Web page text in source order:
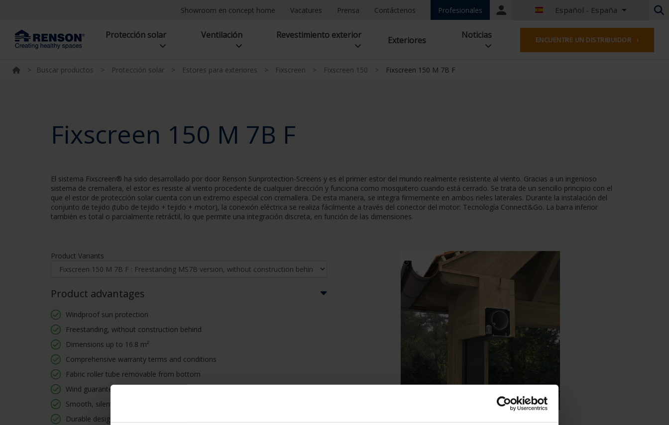
Showroom en concept home Vacatures Prensa Contáctenos Profesionales
Nuestros
Español - España
Holandés - Bélgica
Francés - Bélgica
Holandés - los Países Bajos
Húngaro - Hungría
Italiano - Italia
Polaco - Polonia
Protección solar Ventilación Revestimiento exterior Exteriores Noticias ENCUENTRE UN DISTRIBUIDOR ›
> Buscar productos > Protección solar > Estores para exteriores > Fixscreen > Fixscreen 150 > Fixscreen 150 M 7B F
Fixscreen 150 M 7B F
El sistema Fixscreen® ha sido desarrollado por door Renson Sunprotection-Screens y es el primer estor del mundo realmente resistente al viento. Gracias a un ingenioso
sistema de cremallera, el estor es resiste al viento procedente de cualquier dirección y funciona como mosquitero cuando está cerrado. Se trata de un sencillo principio con el
que el estor de protección solar cuenta con un extremo especial con cremallera. De esta manera, se integra firmemente en ambos rieles laterales. Durante la instalación del
conjunto de tejido (tubo de tejido + tejido + motor), la conexión eléctrica se realiza fácilmente a través del conector del motor: Tecnología Connect&Go. La barra inferior
también es total o parcialmente retráctil, lo que permite una integración discreta, en función de las dimensiones.
Product Variants
Product advantages
Windproof sun protection
Freestanding, without construction behind
Dimensions up to 16.8 m²
Comprehensive warranty terms and conditions
Fabric roller tube removable from bottom
Wind guarantee up to 130 km/h
Smooth, silent and durable operation
Durable design